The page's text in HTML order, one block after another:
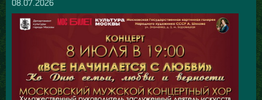
08.07.2026